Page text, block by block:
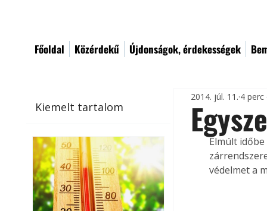
Főoldal Közérdekű Újdonságok, érdekességek
Kiemelt tartalom
2014. júl. 11. 4 perc
Elmúlt
védelmet a